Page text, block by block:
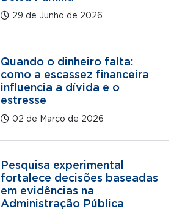
29 de Junho de 2026
Quando o dinheiro falta:
como a escassez financeira
influencia a dívida e o
estresse
02 de Março de 2026
Pesquisa experimental
fortalece decisões baseadas
em evidências na
Administração Pública